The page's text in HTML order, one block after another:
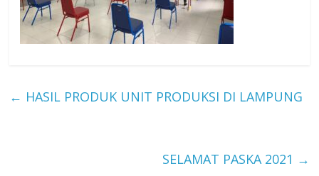
← HASIL PRODUK UNIT PRODUKSI DI LAMPUNG
SELAMAT PASKA 2021 →